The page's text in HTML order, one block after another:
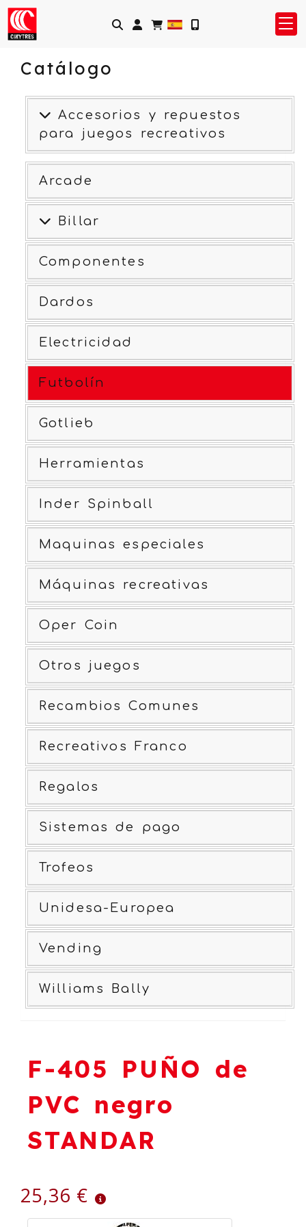
Identifícate
Catálogo
Accesorios y repuestos
para juegos recreativos
Arcade
Billar
Componentes
Dardos
Electricidad
Futbolín
Gotlieb
Herramientas
Inder Spinball
Maquinas especiales
Máquinas recreativas
Oper Coin
Otros juegos
Recambios Comunes
Recreativos Franco
Regalos
Sistemas de pago
Trofeos
Unidesa-Europea
Vending
Williams Bally
F-405 PUÑO de
PVC negro
STANDAR
25,36 €